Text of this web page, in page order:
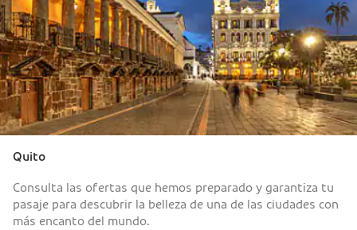
Quito
Consulta las ofertas que hemos preparado y garantiza tu
pasaje para descubrir la belleza de una de las ciudades con
más encanto del mundo.